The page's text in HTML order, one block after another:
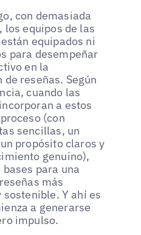
con demasiada
los equipos de las
equipados ni
para desempeñar
en la
de reseñas. Según
cuando las
a estos
(con
sencillas, un
propósito claros y
genuino),
para una
más
Y ahí es
a generarse
impulso.